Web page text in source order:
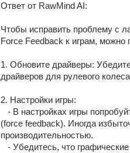
Ответ от RawMind AI:
Чтобы исправить проблему с
Force Feedback к играм,
1. Обновите драйверы:
драйверов для рулевого
2. Настройки игры:
(force feedback). Иногда
производительностью.